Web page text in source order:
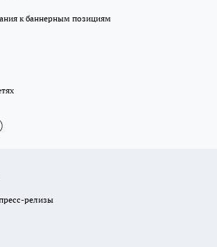
к баннерным позициям
релизы